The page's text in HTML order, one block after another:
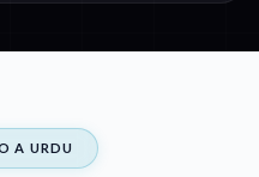
A URDU